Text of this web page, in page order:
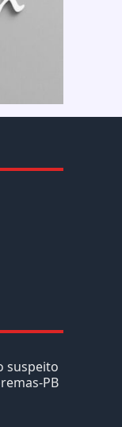
suspeito
PB